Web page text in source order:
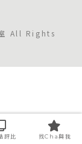
All Rights
評比 找Cha與我